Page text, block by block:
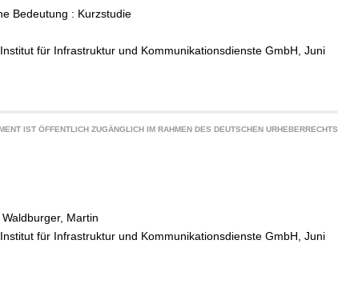
Bedeutung : Kurzstudie
für Infrastruktur und Kommunikationsdienste GmbH, Juni
IST ÖFFENTLICH ZUGÄNGLICH IM RAHMEN DES DEUTSCHEN URHEBERRECHTS.
Waldburger, Martin
für Infrastruktur und Kommunikationsdienste GmbH, Juni